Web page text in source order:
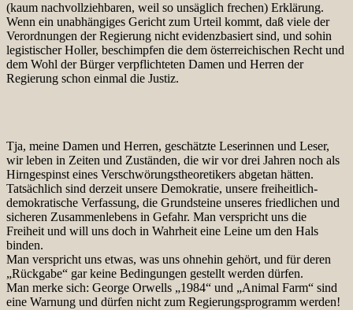
(kaum nachvollziehbaren, weil so unsäglich frechen) Erklärung.
Wenn ein unabhängiges Gericht zum Urteil kommt, daß viele der
Verordnungen der Regierung nicht evidenzbasiert sind, und sohin
legistischer Holler, beschimpfen die dem österreichischen Recht und
dem Wohl der Bürger verpflichteten Damen und Herren der
Regierung schon einmal die Justiz.
Tja, meine Damen und Herren, geschätzte Leserinnen und Leser,
wir leben in Zeiten und Zuständen, die wir vor drei Jahren noch als
Hirngespinst eines Verschwörungstheoretikers abgetan hätten.
Tatsächlich sind derzeit unsere Demokratie, unsere freiheitlich-
demokratische Verfassung, die Grundsteine unseres friedlichen und
sicheren Zusammenlebens in Gefahr. Man verspricht uns die
Freiheit und will uns doch in Wahrheit eine Leine um den Hals
binden.
Man verspricht uns etwas, was uns ohnehin gehört, und für deren
„Rückgabe“ gar keine Bedingungen gestellt werden dürfen.
Man merke sich: George Orwells „1984“ und „Animal Farm“ sind
eine Warnung und dürfen nicht zum Regierungsprogramm werden!